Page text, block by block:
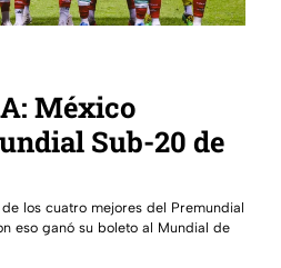
México
Sub-20 de
los cuatro mejores del Premundial
eso ganó su boleto al Mundial de